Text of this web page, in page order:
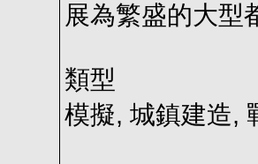
展為繁盛的大型
類型
模擬, 城鎮建造,